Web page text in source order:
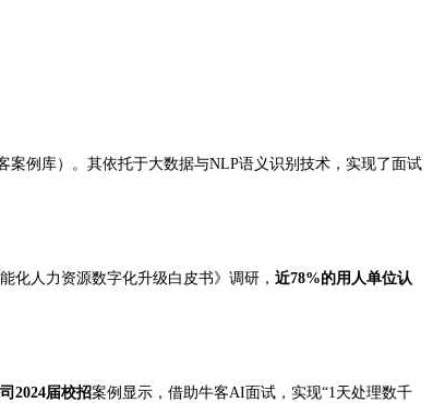
例库）。其依托于大数据与NLP语义识别技术，实现了面试
人力资源数字化升级白皮书》调研， 近78%的用人单位认
2024届校招案例显示，借助牛客AI面试，实现“1天处理数千